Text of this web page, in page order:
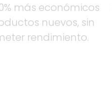
más económicos
nuevos, sin
rendimiento.